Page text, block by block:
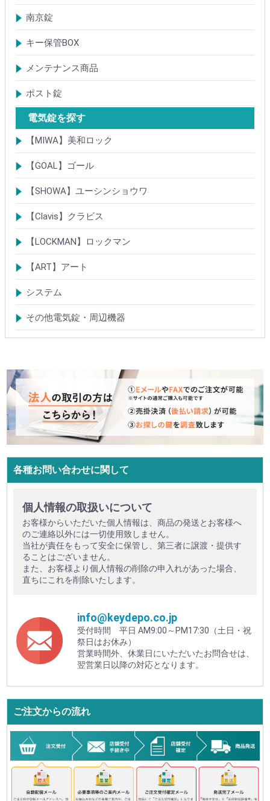
防犯簡易錠
防犯サムターン
ガードプレート・Lフロント
その他
南京錠
【ALPHA】アルファ
【ABUS】アバス
その他
キー保管BOX
大型キーBOX
小型キーBOX
メンテナンス商品
鍵の潤滑剤
サッシ調整ツール
ポスト錠
【Tajima(MET)】
【DAIKEN】
【コーワソニア】
【キョーワナスタ】
【リンタツ】
その他
電気錠を探す
【MIWA】美和ロック
電気錠・電気ストライク
通電金具
制御器・操作器
電材・その他
BANシリーズ
非接触キー・IDカード
Raccessシリーズ
ノンタッチシリーズ
iELシリーズ
FKL・FeliCa・MIFARE
キースイッチ
補修品・代替品
【GOAL】ゴール
電気錠
通電金具
電気錠システム製品
キースイッチ
【SHOWA】ユーシンショウワ
電気錠・電気ストライク
電気錠システム製品
キースイッチ
【Clavis】クラビス
電気錠
電気錠システム製品
Tebra(ハンズフリー)
キースイッチ
【LOCKMAN】ロックマン
電磁式電気錠
電磁錠取付ブラケット
電気錠システム製品
【ART】アート
電気錠システム
入退管理システム
システム
テンキーシステム
静脈認証システム
ICカード認証システム
その他電気錠・周辺機器
各種お問い合わせに関して
個人情報の取扱いについて
お客様からいただいた個人情報は、商品の発送とお客様へ
のご連絡以外には一切使用致しません。
当社が責任をもって安全に保管し、第三者に譲渡・提供す
ることはございません。
また、お客様より個人情報の削除の申入れがあった場合、
直ちにこれを削除いたします。
info@keydepo.co.jp
受付時間 平日 AM9:00～PM17:30（土日・祝
祭日はお休み）
営業時間外、休業日にいただいたお問合せは、
翌営業日以降の対応となります。
ご注文からの流れ